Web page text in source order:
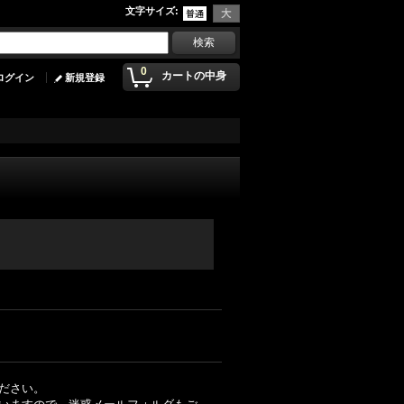
文字サイズ:
0 カートの中身
グイン 新規登録
さい。